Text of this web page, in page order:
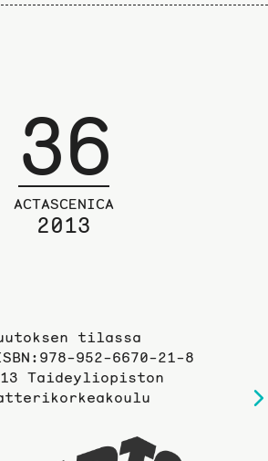
36
ACTASCENICA
2013
tilassa
952-6670-21-8
Taideyliopiston